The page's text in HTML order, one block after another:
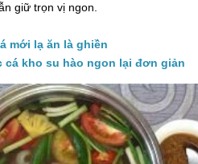
giữ trọn vị ngon.
mới lạ ăn là ghiền
cá kho su hào ngon lại đơn giản